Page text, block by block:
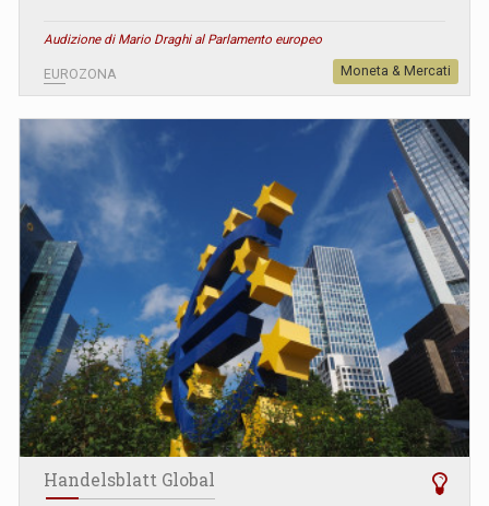
Audizione di Mario Draghi al Parlamento europeo
EUROZONA Moneta & Mercati
Handelsblatt Global